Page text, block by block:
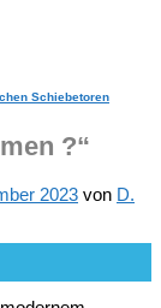
Schiebetoren
?“
2023 von D.